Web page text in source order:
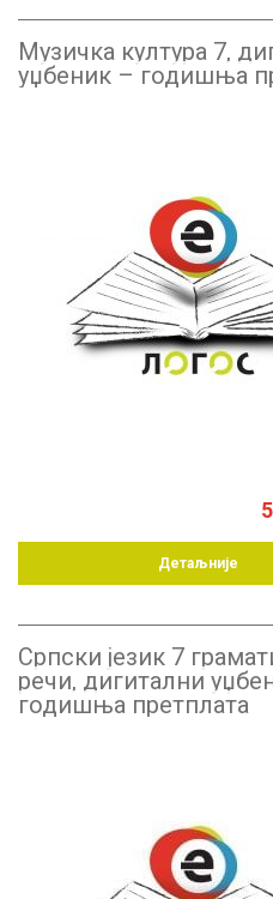
Музичка култура 7,
уџбеник – годишња
Детаљније
Српски језик 7
речи, дигитални
годишња претплата